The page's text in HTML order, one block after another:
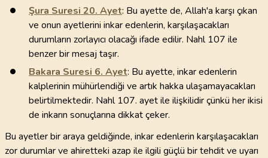
Şura Suresi 20. Ayet: Bu ayette de, Allah'a karşı çıkan
ve onun ayetlerini inkar edenlerin, karşılaşacakları
durumların zorlayıcı olacağı ifade edilir. Nahl 107 ile
benzer bir mesaj taşır.
Bakara Suresi 6. Ayet: Bu ayette, inkar edenlerin
kalplerinin mühürlendiği ve artık hakka ulaşamayacakları
belirtilmektedir. Nahl 107. ayet ile ilişkilidir çünkü her ikisi
de inkarın sonuçlarına dikkat çeker.
Bu ayetler bir araya geldiğinde, inkar edenlerin karşılaşacakları
zor durumlar ve ahiretteki azap ile ilgili güçlü bir tehdit ve uyarı